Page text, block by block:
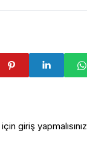
giriş yapmalısınız